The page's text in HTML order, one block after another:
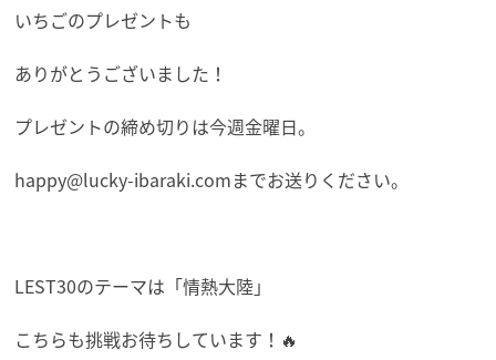
いちごのプレゼントも
ありがとうございました！
プレゼントの締め切りは今週金曜日。
happy@lucky-ibaraki.comまでお送りください。
LEST30のテーマは「情熱大陸」
こちらも挑戦お待ちしています！🔥